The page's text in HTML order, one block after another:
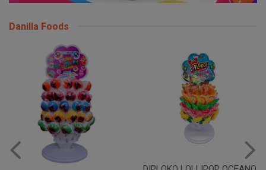
Danilla Foods